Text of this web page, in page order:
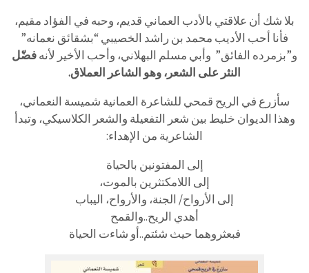
بلا شك أن علاقتي بالأدب العماني قديم، وحبه في الفؤاد مقيم،
فأنا أحب الأديب محمد بن راشد الخصيبي “بشقائق نعمانه”
و”بزمرده الفائق” وأبي مسلم البهلاني، وأحب الأخير لأنهفضّل
النثر على الشعر، وهو الشاعر العملاق.
سأزرع في الريح قمحي للشاعرة العمانية شميسة النعماني،
وهذا الديوان خليط بين شعر التفعيلة والشعر الكلاسيكي، وتبدأ
الشاعرية من الإهداء:
إلى المفتونين بالحياة
إلى اللامكتثرين بالموت،
إلى الأرواح/ الجنة، والأرواح، اليباب
أهدي الريح..والقمح
فبعثروهما حيث شئتم..أو شاءت الحياة